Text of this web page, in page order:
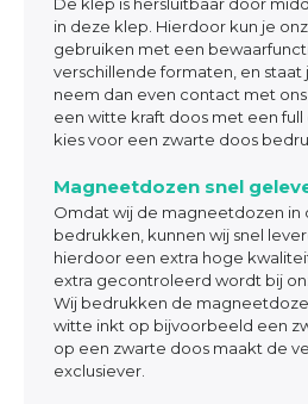
in deze klep. Hierdoor kun je
gebruiken met een
verschillende formaten, en staat
neem dan even contact met
een witte kraft doos met een
kies voor een zwarte doos
Magneetdozen snel
Omdat wij de magneetdozen
bedrukken, kunnen wij snel
hierdoor een extra hoge
extra gecontroleerd wordt bij
Wij bedrukken de
witte inkt op bijvoorbeeld een
op een zwarte doos maakt de
exclusiever.